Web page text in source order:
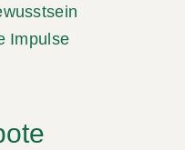
Impulse